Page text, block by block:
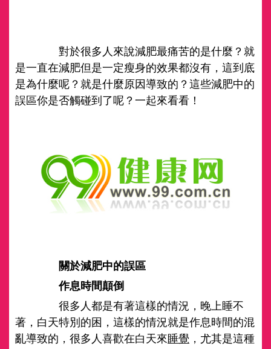
對於很多人來說減肥最痛苦的是什麼？就
是一直在減肥但是一定瘦身的效果都沒有，這到底
是為什麼呢？就是什麼原因導致的？這些減肥中的
誤區你是否觸碰到了呢？一起來看看！
關於減肥中的誤區
作息時間顛倒
很多人都是有著這樣的情況，晚上睡不
著，白天特別的困，這樣的情況就是作息時間的混
亂導致的，很多人喜歡在白天來睡覺 ，尤其是這種